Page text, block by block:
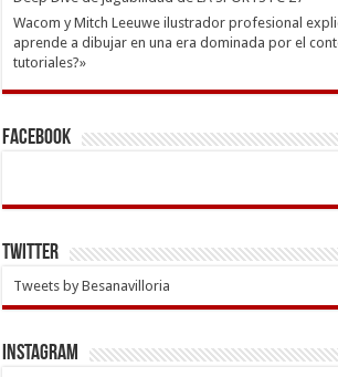
Wacom y Mitch Leeuwe ilustrador profesional
aprende a dibujar en una era dominada por el
tutoriales?»
Facebook
Twitter
Tweets by Besanavilloria
INSTAGRAM